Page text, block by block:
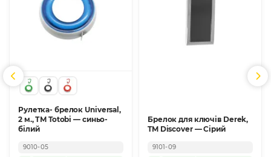
Рулетка- брелок Universal,
2 м., ТМ Totobi — синьо-
білий
9010-05
Брелок для ключів Derek,
TM Discover — Сірий
9101-09